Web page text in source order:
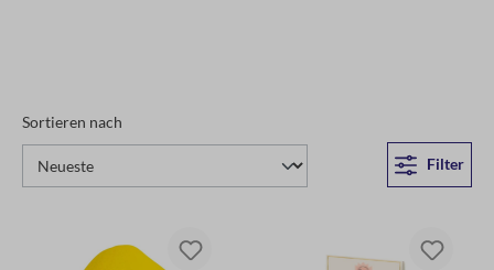
Sortieren nach
Filter